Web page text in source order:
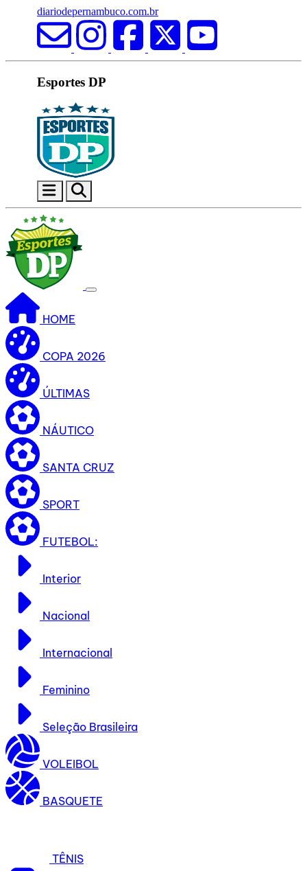
diariodepernambuco.com.br
Esportes DP
HOME
COPA 2026
ÚLTIMAS
NÁUTICO
SANTA CRUZ
SPORT
FUTEBOL:
Interior
Nacional
Internacional
Feminino
Seleção Brasileira
VOLEIBOL
BASQUETE
TÊNIS